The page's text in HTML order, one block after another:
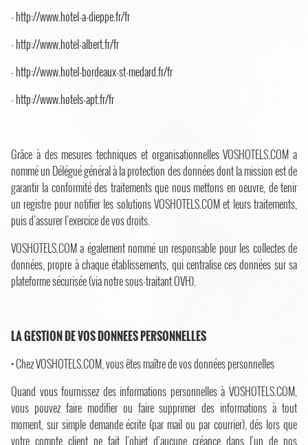
-http://www.hotel-a-dieppe.fr/fr
-http://www.hotel-albert.fr/fr
-http://www.hotel-bordeaux-st-medard.fr/fr
-http://www.hotels-apt.fr/fr
Grâce à des mesures techniques et organisationnelles VOSHOTELS.COM a
nommé un Délégué général à la protection des données dont la mission est de
garantir la conformité des traitements que nous mettons en oeuvre, de tenir
un registre pour notifier les solutions VOSHOTELS.COM et leurs traitements,
puis d’assurer l’exercice de vos droits.
VOSHOTELS.COM a également nommé un responsable pour les collectes de
données, propre à chaque établissements, qui centralise ces données sur sa
plateforme sécurisée (via notre sous-traitant OVH).
LA GESTION DE VOS DONNEES PERSONNELLES
• Chez VOSHOTELS.COM, vous êtes maître de vos données personnelles
Quand vous fournissez des informations personnelles à VOSHOTELS.COM,
vous pouvez faire modifier ou faire supprimer des informations à tout
moment, sur simple demande écrite (par mail ou par courrier), dés lors que
votre compte client ne fait l’objet d’aucune créance dans l’un de nos